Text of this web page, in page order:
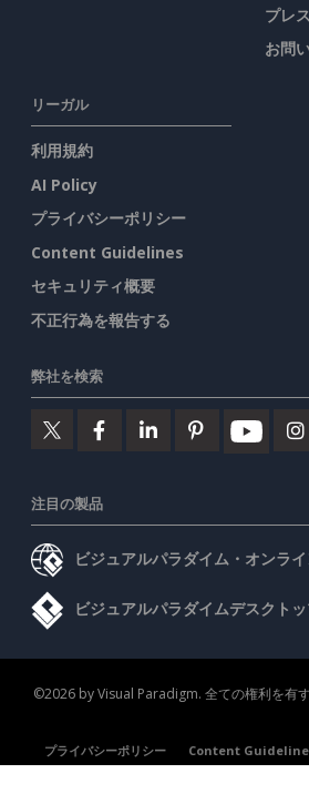
プレ
お問
リーガル
利用規約
AI Policy
プライバシーポリシー
Content Guidelines
セキュリティ概要
不正行為を報告する
弊社を検索
注目の製品
ビジュアルパラダイム・オンラ
ビジュアルパラダイムデスクト
©2026 by Visual Paradigm. 全ての権利を有
プライバシーポリシー
Content